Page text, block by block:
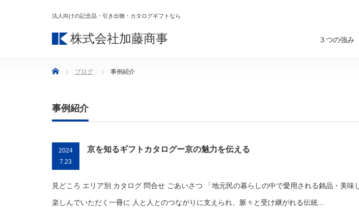
株式会社加藤商事
法人向けの記念品・引き出物・カタログギフトなら
３つの強み
Home ブログ 事例紹介
事例紹介
2024
7.23
京を知るギフトカタログー京の魅力を伝える
見どころ エリア別 カタログ 問合せ ごあいさつ 「地元民の暮らしの中で愛用される銘品・美味
楽しんでいただく一冊に 人と人とのつながりに支えられ、脈々と受け継がれる伝統...